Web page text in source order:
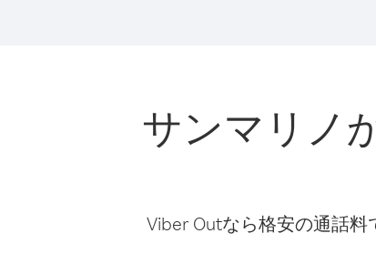
サンマリノ
Viber Outなら格安の通話